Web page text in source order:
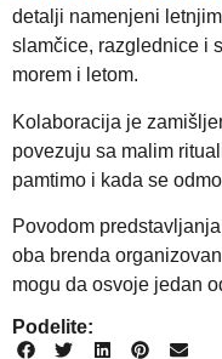
detalji namenjeni
slamčice, razglednice i
morem i letom.
Kolaboracija je
povezuju sa malim
pamtimo i kada se
Povodom
oba brenda
mogu da osvoje jedan
Podelite: